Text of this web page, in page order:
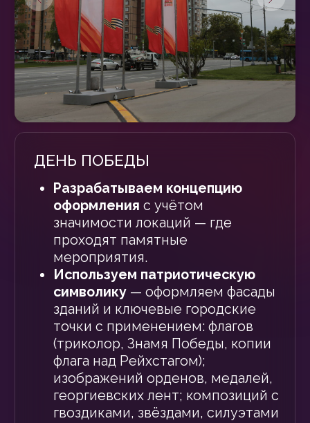
Политика конфиденциальности
© ООО «Харша». Все права защищены
Согласие на обработку персональных данных
Соглашение об использовании Cookie-файлов
Каталог
Оформление городов к праздникам
О компании
Проекты